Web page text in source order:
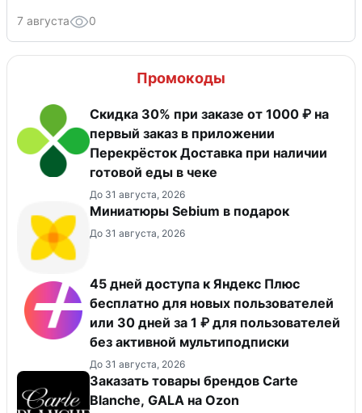
7 августа 0
Промокоды
Скидка 30% при заказе от 1000 ₽ на
первый заказ в приложении
Перекрёсток Доставка при наличии
готовой еды в чеке
До 31 августа, 2026
Миниатюры Sebium в подарок
До 31 августа, 2026
45 дней доступа к Яндекс Плюс
бесплатно для новых пользователей
или 30 дней за 1 ₽ для пользователей
без активной мультиподписки
До 31 августа, 2026
Заказать товары брендов Carte
Blanche, GALA на Ozon